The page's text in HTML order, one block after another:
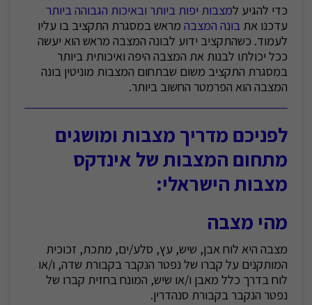
כדי להגיע למצבות יפות ביותר ובאיכות הגבוהה ביותר
עדכנו את בונה המצבה מראש במסגרת התקציב בו עליו
לעמוד. כשהתקציב ידוע לבונה המצבה מראש הוא יעשה
ככל יכולתו לבנות את המצבה היפה ואיכותית ביותר
במסגרת התקציב משום שבתחום המצבות מוניטין בונה
המצבה הוא הפרמטר החשוב ביותר.
לפניכם מדריך מצבות ומושגים
מתחום המצבות של אינדקס
מצבות הישראלי:
מהי מצבה
מצבה היא לוח אבן, שיש, עץ, סלע/ים, מתכת, זכוכית
המותקנים על קברו של נפטר הנקבר בקבורת שדה, ו/או
לוח בדרך כלל מאבן ו/או שיש, המונח בחזית קברו של
נפטר הנקבר בקבורת סנהדרין.